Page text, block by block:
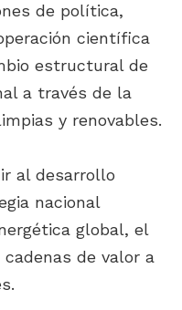
de política,
científica
estructural de
a través de la
y renovables.
al desarrollo
nacional
global, el
de valor a